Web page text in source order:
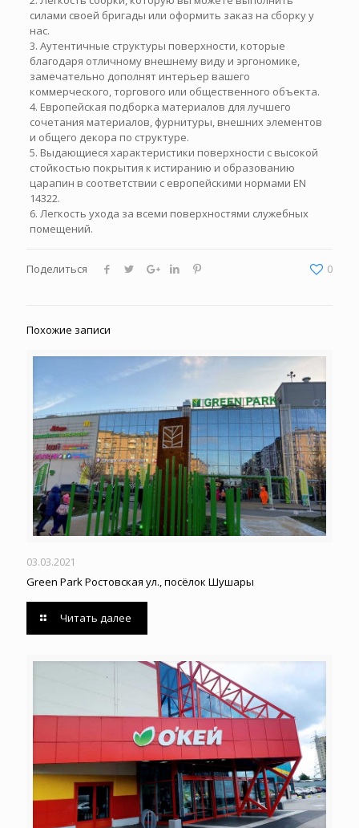
силами своей бригады или оформить заказ на сборку у
нас.
3. Аутентичные структуры поверхности, которые
благодаря отличному внешнему виду и эргономике,
замечательно дополнят интерьер вашего
коммерческого, торгового или общественного объекта.
4. Европейская подборка материалов для лучшего
сочетания материалов, фурнитуры, внешних элементов
и общего декора по структуре.
5. Выдающиеся характеристики поверхности с высокой
стойкостью покрытия к истиранию и образованию
царапин в соответствии с европейскими нормами EN
14322.
6. Легкость ухода за всеми поверхностями служебных
помещений.
Поделиться 0
Похожие записи
03.03.2021
Green Park Ростовская ул., посёлок Шушары
Читать далее